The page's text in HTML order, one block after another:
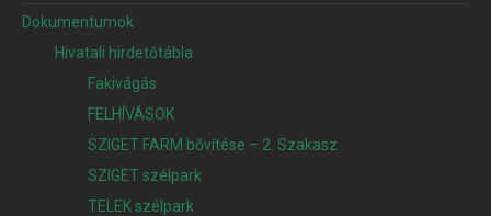
Dokumentumok
Hivatali hirdetőtábla
Fakivágás
FELHÍVÁSOK
SZIGET FARM bővítése – 2. Szakasz
SZIGET szélpark
TELEK szélpark